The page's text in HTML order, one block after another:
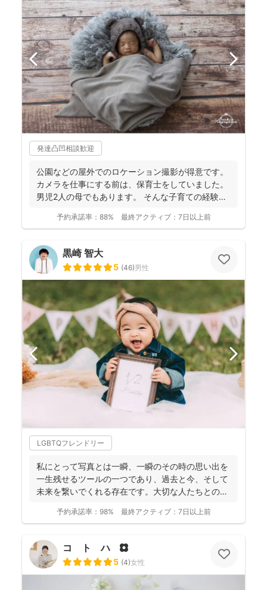
発達凸凹相談歓迎
公園などの屋外でのロケーション撮影が得意です。
カメラを仕事にする前は、保育士をしていました。
男児2人の母でもあります。 そんな子育ての経験を
予約承諾率： 88% 最終アクティブ： 7日以上前
黒崎 智大
5 (46)男性
LGBTQフレンドリー
私にとって写真とは一瞬、一瞬のその時の思い出を
一生残せるツールの一つであり、過去と今、そして
未来を繋いでくれる存在です。大切な人たちとの写
予約承諾率： 98% 最終アクティブ： 7日以上前
コ ト ハ 🌼
5 (4)女性